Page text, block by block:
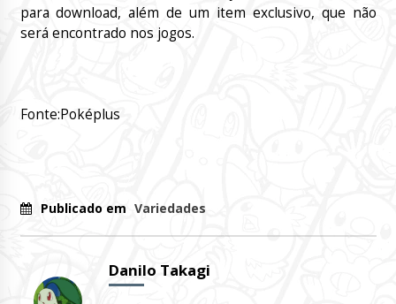
para download, além de um item exclusivo, que não
será encontrado nos jogos.
Fonte:Poképlus
Publicado em Variedades
Danilo Takagi